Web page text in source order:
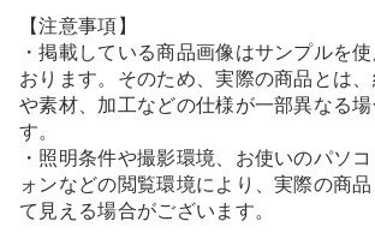
【注意事項】
・掲載している商品画像はサンプルを
おります。そのため、実際の商品とは
や素材、加工などの仕様が一部異なる場
す。
・照明条件や撮影環境、お使いのパソ
ォンなどの閲覧環境により、実際の商
て見える場合がございます。